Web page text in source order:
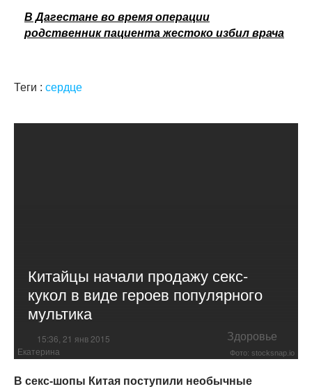
В Дагестане во время операции
родственник пациента жестоко избил врача
Теги : сердце
Китайцы начали продажу секс-
кукол в виде героев популярного
мультика
15:36, 21 янв 2015 Здоровье
Екатерина Фото: stocksnap.io
В секс-шопы Китая поступили необычные